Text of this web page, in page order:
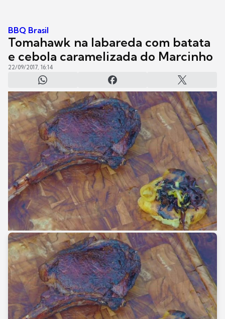
BBQ Brasil
Tomahawk na labareda com batata
e cebola caramelizada do Marcinho
22/09/2017, 16:14